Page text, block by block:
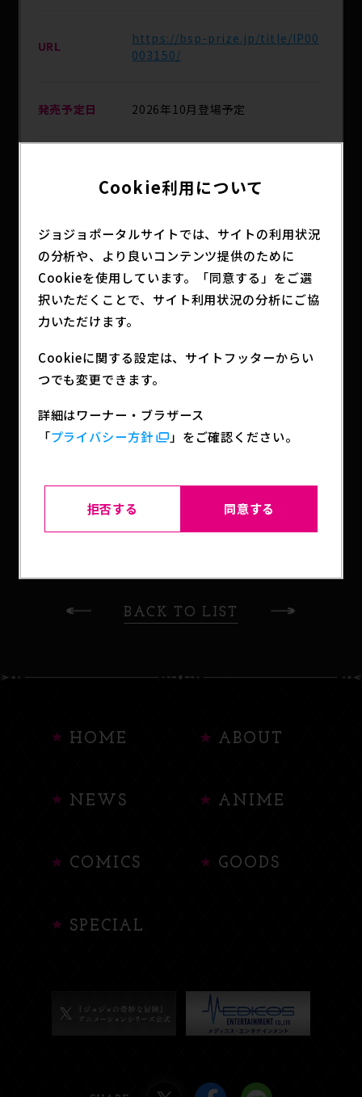
URL
https://bsp-prize.jp/title/IP00
003150/
発売予定日 2026年10月登場予定
『ジョジョの奇妙な冒険 スターダストクルセイダー
ス』に登場する「魂を抜かれた花京院人形」を再現
したぬいぐるみです。
ナップ。
全2種
約15cm
BACK TO LIST
HOME ABOUT
NEWS ANIME
COMICS GOODS
SPECIAL
Cookie利用について
ジョジョポータルサイトでは、サイトの利用状況
の分析や、より良いコンテンツ提供のために
Cookieを使用しています。「同意する」をご選
択いただくことで、サイト利用状況の分析にご協
力いただけます。
Cookieに関する設定は、サイトフッターからい
つでも変更できます。
詳細はワーナー・ブラザース
「プライバシー方針 」をご確認ください。
拒否する 同意する